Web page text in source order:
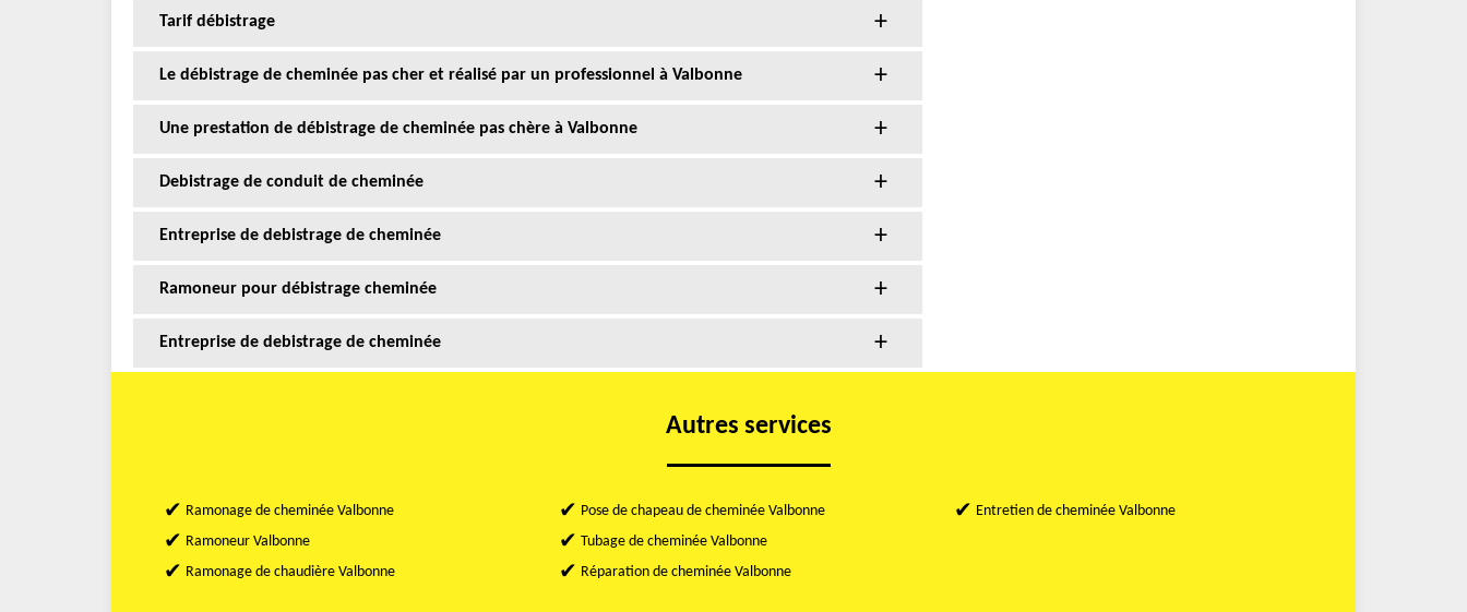
Tarif débistrage
Le débistrage de cheminée pas cher et réalisé par un professionnel à Valbonne
Une prestation de débistrage de cheminée pas chère à Valbonne
Debistrage de conduit de cheminée
Entreprise de debistrage de cheminée
Ramoneur pour débistrage cheminée
Entreprise de debistrage de cheminée
Autres services
Ramonage de cheminée Valbonne
Ramoneur Valbonne
Ramonage de chaudière Valbonne
Pose de chapeau de cheminée Valbonne
Tubage de cheminée Valbonne
Réparation de cheminée Valbonne
Entretien de cheminée Valbonne